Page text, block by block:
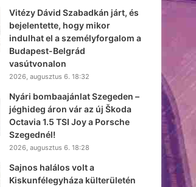
Vitézy Dávid Szabadkán járt, és
bejelentette, hogy mikor
indulhat el a személyforgalom a
Budapest-Belgrád
vasútvonalon
2026, augusztus 6. 18:32
Nyári bombaajánlat Szegeden –
jéghideg áron vár az új Škoda
Octavia 1.5 TSI Joy a Porsche
Szegednél!
2026, augusztus 6. 18:28
Sajnos halálos volt a
Kiskunfélegyháza külterületén